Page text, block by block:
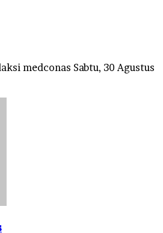
medconas Sabtu, 30 Agustus